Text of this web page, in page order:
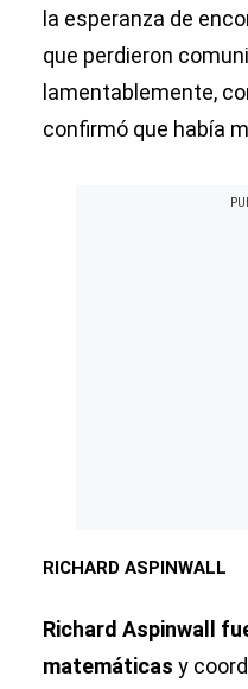
la esperanza de
que perdieron
lamentablemente,
confirmó que había
RICHARD ASPINWALL
Richard Aspinwall
matemáticas y